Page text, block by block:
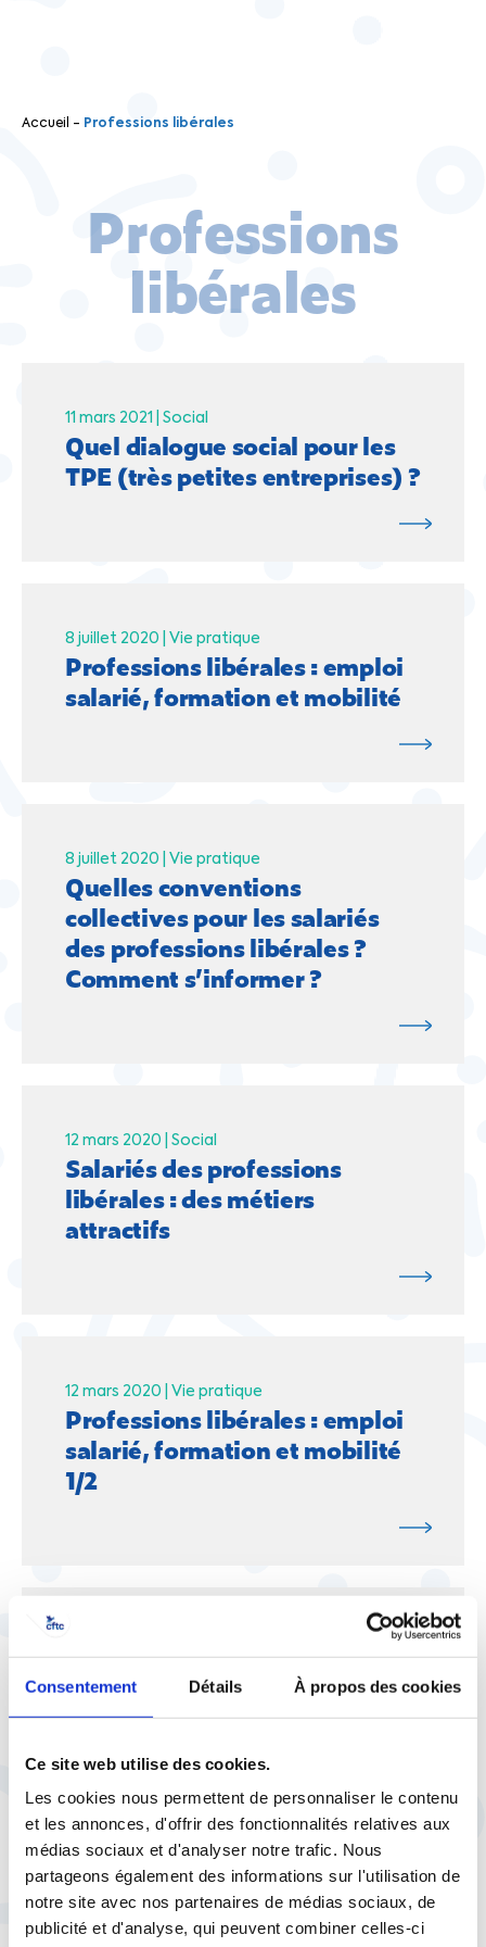
Consentement Détails À propos des cookies
Ce site web utilise des cookies.
Les cookies nous permettent de personnaliser le contenu
et les annonces, d'offrir des fonctionnalités relatives aux
médias sociaux et d'analyser notre trafic. Nous
partageons également des informations sur l'utilisation de
notre site avec nos partenaires de médias sociaux, de
publicité et d'analyse, qui peuvent combiner celles-ci
Accueil - Professions libérales
Professions
libérales
11 mars 2021 | Social
Quel dialogue social pour les
TPE (très petites entreprises) ?
8 juillet 2020 | Vie pratique
Professions libérales : emploi
salarié, formation et mobilité
8 juillet 2020 | Vie pratique
Quelles conventions
collectives pour les salariés
des professions libérales ?
Comment s’informer ?
12 mars 2020 | Social
Salariés des professions
libérales : des métiers
attractifs
12 mars 2020 | Vie pratique
Professions libérales : emploi
salarié, formation et mobilité
1/2
Comment fonctionnent les
élections professionnelles des
TPE ?
12 mars 2020 | Vie pratique
Salariés des professions